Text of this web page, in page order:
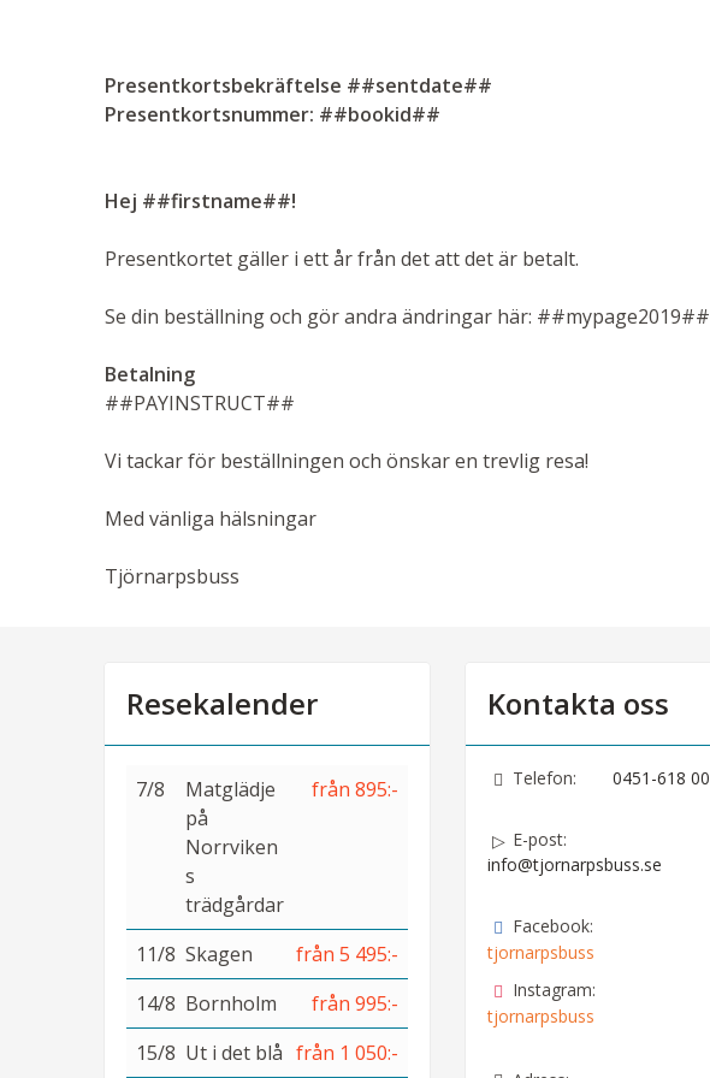
Presentkortsbekräftelse ##sentdate##
Presentkortsnummer: ##bookid##
Hej ##firstname##!
Presentkortet gäller i ett år från det att det är betalt.
Se din beställning och gör andra ändringar här: ##mypage2019##
Betalning
##PAYINSTRUCT##
Vi tackar för beställningen och önskar en trevlig resa!
Med vänliga hälsningar
Tjörnarpsbuss
Resekalender
7/8
Matglädje
på
Norrviken
s
trädgårdar
från 895:-
11/8 Skagen
från 5 495:-
14/8 Bornholm
från 995:-
15/8 Ut i det blå från 1 050:-
Kontakta oss
Telefon: 0451-618 00
E-post:
info@tjornarpsbuss.se
Facebook:
tjornarpsbuss
Instagram:
tjornarpsbuss